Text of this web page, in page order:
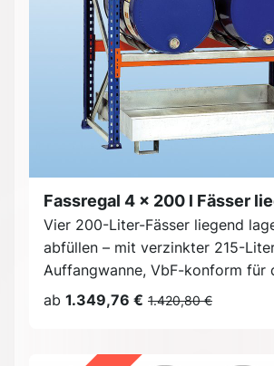
Fassregal 4 x 200 l Fässer
Vier 200-Liter-Fässer liegend
abfüllen – mit verzinkter 215-
Auffangwanne, VbF-konform für
ab 1.349,76 € 1.420,80 €